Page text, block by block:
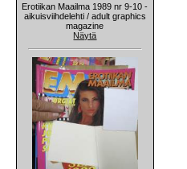
Erotiikan Maailma 1989 nr 9-10 -
aikuisviihdelehti / adult graphics
magazine
Näytä